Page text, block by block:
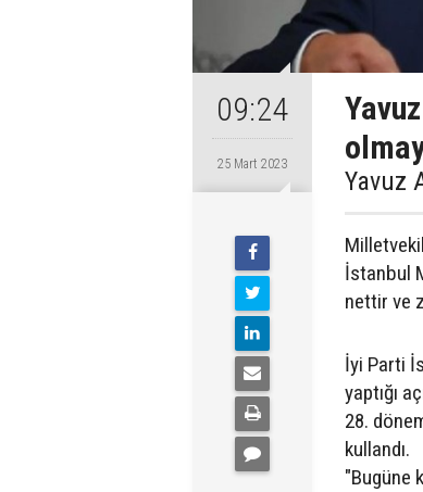
09:24
25 Mart 2023
Yavuz
İstanbul
nettir ve
İyi Parti
yaptığı
28.
kullandı.
"Bugüne